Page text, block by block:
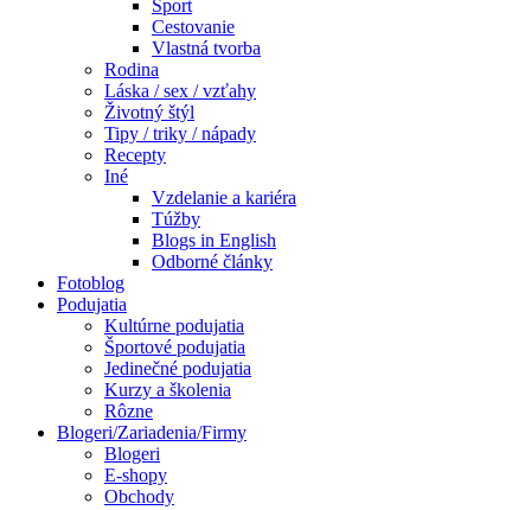
Šport
Cestovanie
Vlastná tvorba
Rodina
Láska / sex / vzťahy
Životný štýl
Tipy / triky / nápady
Recepty
Iné
Vzdelanie a kariéra
Túžby
Blogs in English
Odborné články
Fotoblog
Podujatia
Kultúrne podujatia
Športové podujatia
Jedinečné podujatia
Kurzy a školenia
Rôzne
Blogeri/Zariadenia/Firmy
Blogeri
E-shopy
Obchody